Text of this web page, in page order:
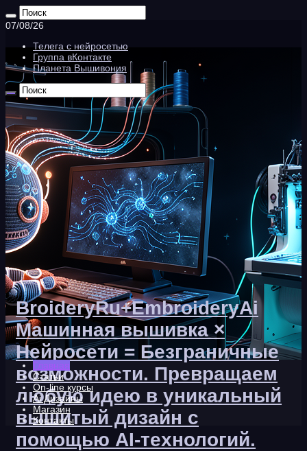
07/08/26
Телега с нейросетью
Группа вКонтакте
Планета Вышивония
BroideryRu+EmbroideryAi
Машинная вышивка ×
Нейросети = Безграничные
возможности. Превращаем
любую идею в уникальный
вышитый дизайн с
помощью AI-технологий.
Главная
Статьи
On-line курсы
Ai Дизайны
Магазин
Контакты